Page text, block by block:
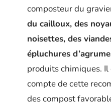
composteur du
du cailloux, des
noisettes, des
épluchures
produits chimiques.
compte de cette
des compost